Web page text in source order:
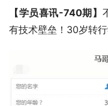
【学员喜讯-740期】
有技术壁垒！30岁转